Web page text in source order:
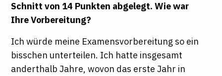
Schnitt von 14 Punkten abgelegt. Wie war
Ihre Vorbereitung?
Ich würde meine Examensvorbereitung so ein
bisschen unterteilen. Ich hatte insgesamt
anderthalb Jahre, wovon das erste Jahr in